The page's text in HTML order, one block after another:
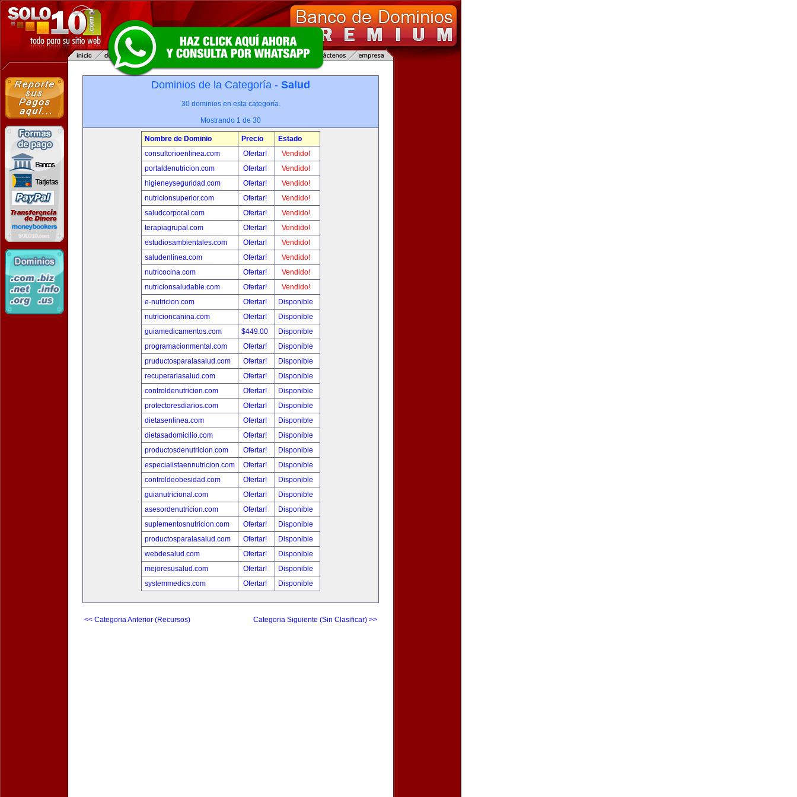
Dominios de la Categoría - Salud
30 dominios en esta categoría.
Mostrando 1 de 30
Nombre de Dominio Precio
Estado
consultorioenlinea.com
Ofertar!
Vendido!
portaldenutricion.com
Ofertar!
Vendido!
higieneyseguridad.com
Ofertar!
Vendido!
nutricionsuperior.com
Ofertar!
Vendido!
saludcorporal.com
Ofertar!
Vendido!
terapiagrupal.com
Ofertar!
Vendido!
estudiosambientales.com
Ofertar!
Vendido!
saludenlinea.com
Ofertar!
Vendido!
nutricocina.com
Ofertar!
Vendido!
nutricionsaludable.com
Ofertar!
Vendido!
e-nutricion.com
Ofertar!
Disponible
nutricioncanina.com
Ofertar!
Disponible
guiamedicamentos.com
$449.00
Disponible
programacionmental.com
Ofertar!
Disponible
pruductosparalasalud.com
Ofertar!
Disponible
recuperarlasalud.com
Ofertar!
Disponible
controldenutricion.com
Ofertar!
Disponible
protectoresdiarios.com
Ofertar!
Disponible
dietasenlinea.com
Ofertar!
Disponible
dietasadomicilio.com
Ofertar!
Disponible
productosdenutricion.com
Ofertar!
Disponible
especialistaennutricion.com
Ofertar!
Disponible
controldeobesidad.com
Ofertar!
Disponible
guianutricional.com
Ofertar!
Disponible
asesordenutricion.com
Ofertar!
Disponible
suplementosnutricion.com
Ofertar!
Disponible
productosparalasalud.com
Ofertar!
Disponible
webdesalud.com
Ofertar!
Disponible
mejoresusalud.com
Ofertar!
Disponible
systemmedics.com
Ofertar! Disponible
<< Categoria Anterior (Recursos) Categoria Siguiente (Sin Clasificar) >>